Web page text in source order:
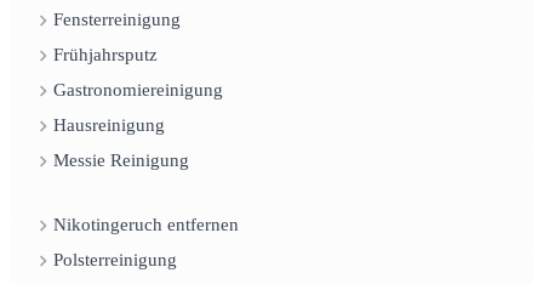
Fensterreinigung
Frühjahrsputz
Gastronomiereinigung
Hausreinigung
Messie Reinigung
Nikotingeruch entfernen
Polsterreinigung